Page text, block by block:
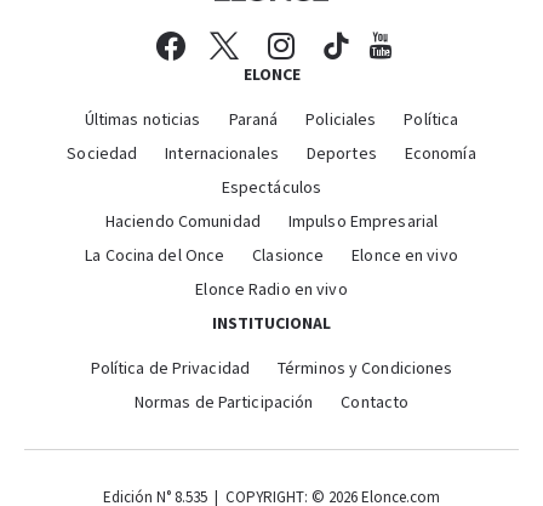
ELONCE
Últimas noticias Paraná Policiales
Política
Sociedad
Internacionales Deportes
Economía
Espectáculos
Haciendo Comunidad
Impulso Empresarial
La Cocina del Once
Clasionce
Elonce en vivo
Elonce Radio en vivo
INSTITUCIONAL
Política de Privacidad
Términos y Condiciones
Normas de Participación
Contacto
Edición N° 8.535 | COPYRIGHT: © 2026 Elonce.com